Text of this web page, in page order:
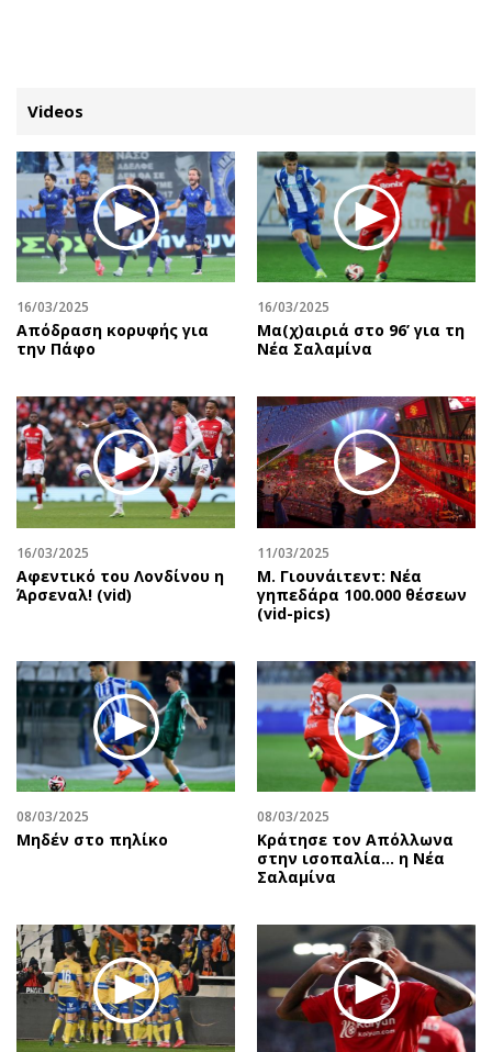
ΚΑΤΗΓΟΡΙΕΣ ΣΥΝΔΕΣΗ
Κύπρος
Παιδεία
Υγεία
Πολιτική
Βουλευτικές 2026
Προεδρικές 2023
Δημοσκοπήσεις
Διπλωματία
Αθλητισμός
Κύπρος
Ελλάδα
Διεθνή
Οικονομική
Οικονομία
Real Estate
Επιχειρήσεις
Αγορές
Money Review
Ενέργεια
Ναυτιλία
Περιβάλλον
Ελλάδα
Απόψεις
Αρθρογραφία
The Hill
Υγεία
Αγγελίες
Πωλούνται
Ζητούν εργασία
Θέσεις εργασίας
Geek
Νέα
Κινητά-tablets
Social
Αφιερώματα
Πολιτική
Οικονομία
Γενικά
Αναδρομές
Πρόσωπα
Περιβάλλον
Γυναίκα
Showbiz
Ταξίδια
Συνταγές
Videos
16/03/2025
Απόδραση κορυφής για
την Πάφο
16/03/2025
Μα(χ)αιριά στο 96’ για τη
Νέα Σαλαμίνα
16/03/2025
Αφεντικό του Λονδίνου η
Άρσεναλ! (vid)
11/03/2025
Μ. Γιουνάιτεντ: Νέα
γηπεδάρα 100.000 θέσεων
(vid-pics)
08/03/2025
Μηδέν στο πηλίκο
08/03/2025
Κράτησε τον Απόλλωνα
στην ισοπαλία… η Νέα
Σαλαμίνα